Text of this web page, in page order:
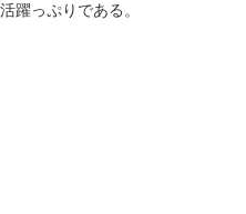
躍っぷりである。